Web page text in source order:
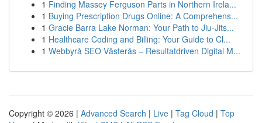
1 Finding Massey Ferguson Parts in Northern Irela...
1 Buying Prescription Drugs Online: A Comprehens...
1 Gracie Barra Lake Norman: Your Path to Jiu-Jits...
1 Healthcare Coding and Billing: Your Guide to Cl...
1 Webbyrå SEO Västerås – Resultatdriven Digital M...
Copyright © 2026 | Advanced Search | Live | Tag Cloud | Top